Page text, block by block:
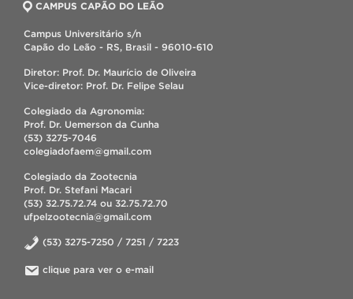
CAMPUS CAPÃO DO LEÃO
Campus Universitário s/n
Capão do Leão - RS, Brasil - 96010-610
Diretor: Prof. Dr. Maurício de Oliveira
Vice-diretor: Prof. Dr. Felipe Selau
Colegiado da Agronomia:
Prof. Dr. Uemerson da Cunha
(53) 3275-7046
colegiadofaem@gmail.com
Colegiado da Zootecnia
Prof. Dr. Stefani Macari
(53) 32.75.72.74 ou 32.75.72.70
ufpelzootecnia@gmail.com
(53) 3275-7250 / 7251 / 7223
clique para ver o e-mail